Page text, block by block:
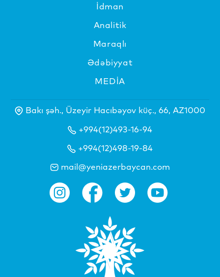
İdman
Analitik
Maraqlı
Ədəbiyyat
MEDİA
Bakı şəh., Üzeyir Hacıbəyov küç., 66, AZ1000
+994(12)493-16-94
+994(12)498-19-84
mail@yeniazerbaycan.com